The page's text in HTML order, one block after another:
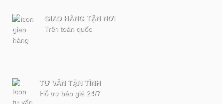
GIAO HÀNG TẬN NƠI
Trên toàn quốc
TƯ VẤN TẬN TÌNH
Hỗ trợ báo giá 24/7